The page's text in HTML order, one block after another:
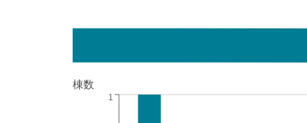
棟数
1